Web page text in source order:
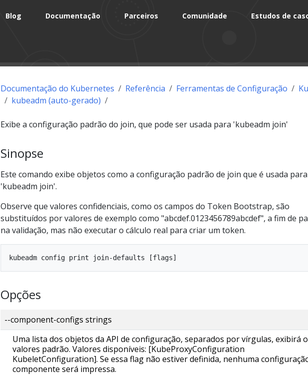
Blog Documentação Parceiros Comunidade Estudos de
Documentação do Kubernetes Referência Ferramentas de Configuração
kubeadm (auto-gerado)
Exibe a configuração padrão do join, que pode ser usada para 'kubeadm join'
Sinopse
Este comando exibe objetos como a configuração padrão de join que é usada para
'kubeadm join'.
Observe que valores confidenciais, como os campos do Token Bootstrap, são
substituídos por valores de exemplo como "abcdef.0123456789abcdef", a fim de
na validação, mas não executar o cálculo real para criar um token.
Opções
--component-configs strings
Uma lista dos objetos da API de configuração, separados por vírgulas, exibirá
valores padrão. Valores disponíveis: [KubeProxyConfiguration
KubeletConfiguration]. Se essa flag não estiver definida, nenhuma
componente será impressa.